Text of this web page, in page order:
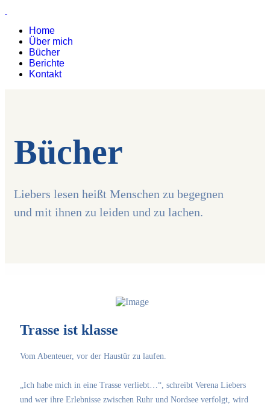
Home
Über mich
Bücher
Berichte
Kontakt
Bücher
Liebers lesen heißt Menschen zu begegnen
und mit ihnen zu leiden und zu lachen.
Trasse ist klasse
Vom Abenteuer, vor der Haustür zu laufen.
„Ich habe mich in eine Trasse verliebt…“, schreibt Verena Liebers
und wer ihre Erlebnisse zwischen Ruhr und Nordsee verfolgt, wird